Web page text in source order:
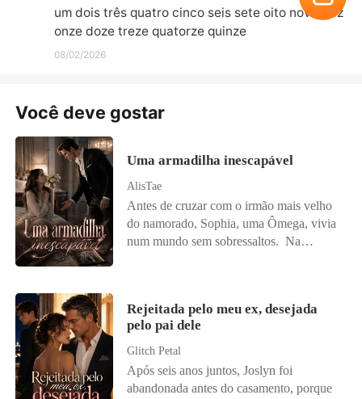
um dois três quatro cinco seis sete oito nove dez
onze doze treze quatorze quinze
08/02/2026
Você deve gostar
Uma armadilha inescapável
AlisTae
Antes de cruzar com o irmão mais velho
do namorado, Sophia, uma Ômega, vivia
num mundo sem sobressaltos. Na
Essa regra, que deveria proteger uniões,
virou uma armadilha para Sophia. Afinal,
ela namorava justamente o irmão mais
novo do líder Alfa. Bryan Morrison não
era só o líder da alcateia, mas também um
Rejeitada pelo meu ex, desejada
pelo pai dele
Glitch Petal
Após seis anos juntos, Joslyn foi
abandonada antes do casamento, porque